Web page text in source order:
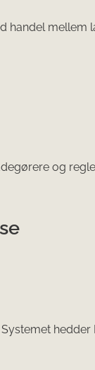
handel mellem
og
hedder